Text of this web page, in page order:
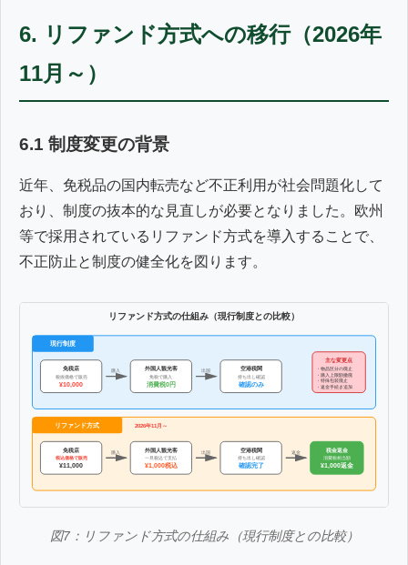
6. リファンド方式への移行（2026年
11月～）
6.1 制度変更の背景
近年、免税品の国内転売など不正利用が社会問題化して
おり、制度の抜本的な見直しが必要となりました。欧州
等で採用されているリファンド方式を導入することで、
不正防止と制度の健全化を図ります。
リファンド方式の仕組み（現行制度との比較）
現行制度
免税店
税抜価格で販売
¥10,000
購入 外国人観光客
免税で購入
消費税0円
出国 空港税関
持ち出し確認
確認のみ
リファンド方式 2026年11月～
免税店
税込価格で販売
¥11,000
購入 外国人観光客
一旦税込で支払
¥1,000税込
出国 空港税関
持ち出し確認
確認完了
返金 税金返金
消費税相当額
¥1,000返金
主な変更点
・物品区分の廃止
・購入上限額撤廃
・特殊包装廃止
・返金手続き追加
図7：リファンド方式の仕組み（現行制度との比較）